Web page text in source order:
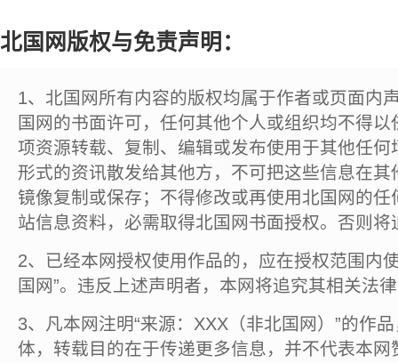
北国网版权与免责声明：
1、北国网所有内容的版权均属于作者或页面内
国网的书面许可，任何其他个人或组织均不得
项资源转载、复制、编辑或发布使用于其他任
形式的资讯散发给其他方，不可把这些信息在
镜像复制或保存；不得修改或再使用北国网的
站信息资料，必需取得北国网书面授权。否则将
2、已经本网授权使用作品的，应在授权范围内
国网”。违反上述声明者，本网将追究其相关法
3、凡本网注明“来源：XXX（非北国网）”的作
体，转载目的在于传递更多信息，并不代表本